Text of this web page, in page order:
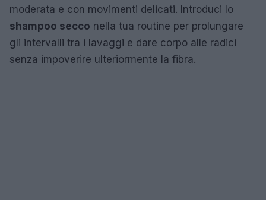
moderata e con movimenti delicati. Introduci lo
shampoo secco nella tua routine per prolungare
gli intervalli tra i lavaggi e dare corpo alle radici
senza impoverire ulteriormente la fibra.